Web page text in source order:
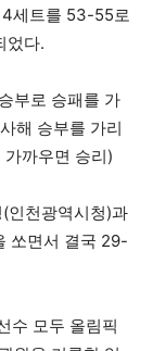
4세트를 53-55로
었다.
부로 승패를 가
해 승부를 가리
까우면 승리)
인천광역시청)과
쏘면서 결국 29-
수 모두 올림픽